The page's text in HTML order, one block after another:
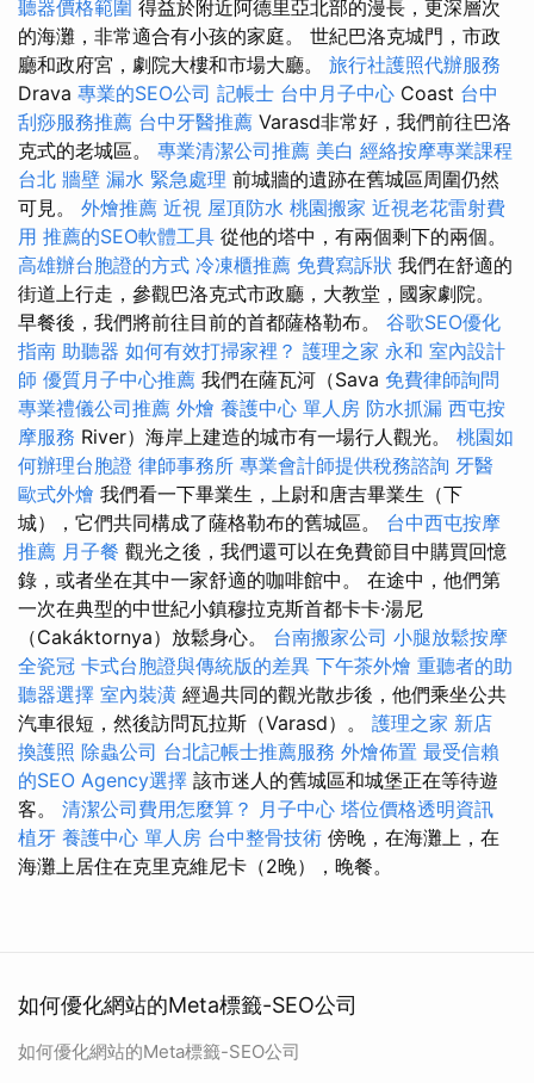
聽器價格範圍 得益於附近阿德里亞北部的漫長，更深層次
的海灘，非常適合有小孩的家庭。 世紀巴洛克城門，市政
廳和政府宮，劇院大樓和市場大廳。 旅行社護照代辦服務
Drava 專業的SEO公司 記帳士 台中月子中心 Coast 台中
刮痧服務推薦 台中牙醫推薦 Varasd非常好，我們前往巴洛
克式的老城區。 專業清潔公司推薦 美白 經絡按摩專業課程
台北 牆壁 漏水 緊急處理 前城牆的遺跡在舊城區周圍仍然
可見。 外燴推薦 近視 屋頂防水 桃園搬家 近視老花雷射費
用 推薦的SEO軟體工具 從他的塔中，有兩個剩下的兩個。
高雄辦台胞證的方式 冷凍櫃推薦 免費寫訴狀 我們在舒適的
街道上行走，參觀巴洛克式市政廳，大教堂，國家劇院。
早餐後，我們將前往目前的首都薩格勒布。 谷歌SEO優化
指南 助聽器 如何有效打掃家裡？ 護理之家 永和 室內設計
師 優質月子中心推薦 我們在薩瓦河（Sava 免費律師詢問
專業禮儀公司推薦 外燴 養護中心 單人房 防水抓漏 西屯按
摩服務 River）海岸上建造的城市有一場行人觀光。 桃園如
何辦理台胞證 律師事務所 專業會計師提供稅務諮詢 牙醫
歐式外燴 我們看一下畢業生，上尉和唐吉畢業生（下
城），它們共同構成了薩格勒布的舊城區。 台中西屯按摩
推薦 月子餐 觀光之後，我們還可以在免費節目中購買回憶
錄，或者坐在其中一家舒適的咖啡館中。 在途中，他們第
一次在典型的中世紀小鎮穆拉克斯首都卡卡·湯尼
（Cakáktornya）放鬆身心。 台南搬家公司 小腿放鬆按摩
全瓷冠 卡式台胞證與傳統版的差異 下午茶外燴 重聽者的助
聽器選擇 室內裝潢 經過共同的觀光散步後，他們乘坐公共
汽車很短，然後訪問瓦拉斯（Varasd）。 護理之家 新店
換護照 除蟲公司 台北記帳士推薦服務 外燴佈置 最受信賴
的SEO Agency選擇 該市迷人的舊城區和城堡正在等待遊
客。 清潔公司費用怎麼算？ 月子中心 塔位價格透明資訊
植牙 養護中心 單人房 台中整骨技術 傍晚，在海灘上，在
海灘上居住在克里克維尼卡（2晚），晚餐。
如何優化網站的Meta標籤-SEO公司
如何優化網站的Meta標籤-SEO公司